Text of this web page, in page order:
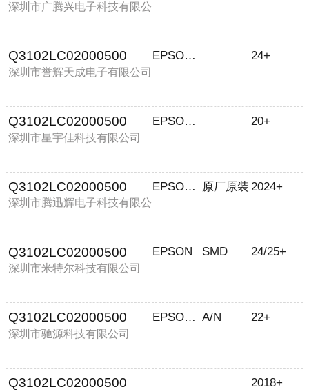
深圳市广腾兴电子科技有限公
Q3102LC02000500
深圳市誉辉天成电子有限公司
EPSON/爱普生 24+
Q3102LC02000500
深圳市星宇佳科技有限公司
EPSON/爱普生 20+
Q3102LC02000500
深圳市腾迅辉电子科技有限公
EPSON/爱普生 原厂原装 2024+
Q3102LC02000500
深圳市米特尔科技有限公司
EPSON SMD 24/25+
Q3102LC02000500
深圳市驰源科技有限公司
EPSON/爱普生 A/N 22+
Q3102LC02000500 2018+